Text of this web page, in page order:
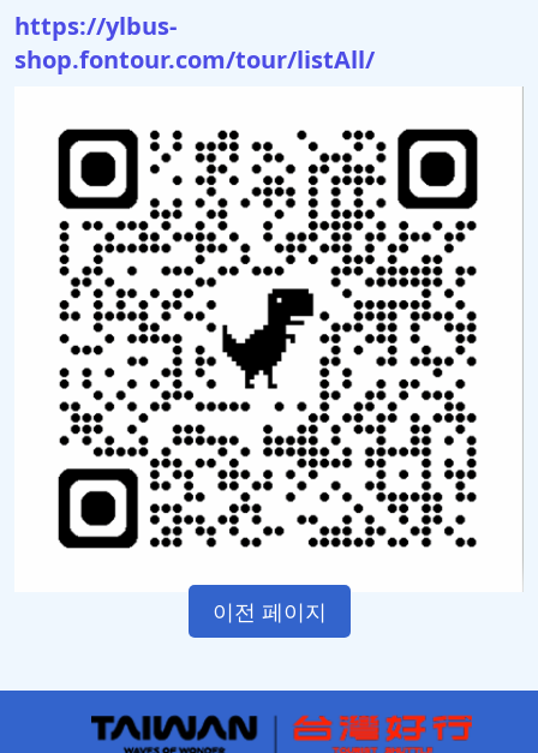
https://ylbus-
shop.fontour.com/tour/listAll/
이전 페이지